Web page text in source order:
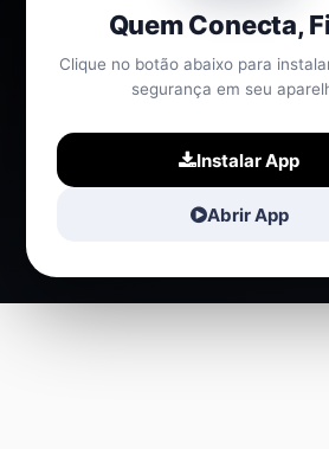
Quem Conecta,
Clique no botão abaixo para
segurança em seu
Instalar App
Abrir App